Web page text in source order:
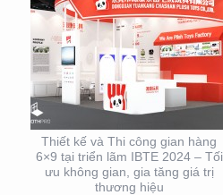
Thiết kế và Thi công gian hàng
6×9 tại triển lãm IBTE 2024 – Tối
ưu không gian, gia tăng giá trị
thương hiệu
THIẾT KẾ THI CÔNG
TRỌN GÓI SỰ KIỆN MỸ
PHẨM HÀN QUỐC